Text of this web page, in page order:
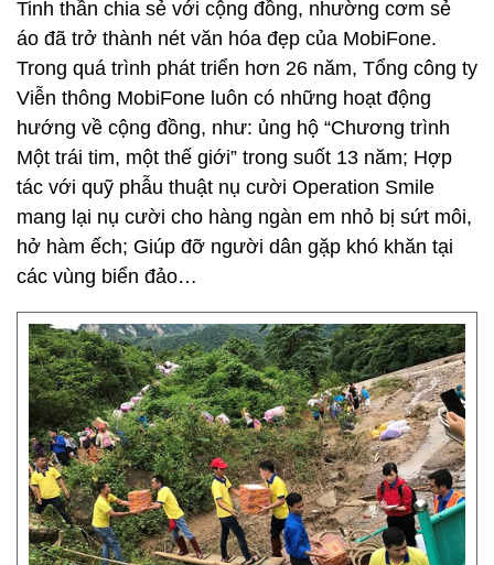
Tinh thần chia sẻ với cộng đồng, nhường cơm sẻ
áo đã trở thành nét văn hóa đẹp của MobiFone.
Trong quá trình phát triển hơn 26 năm, Tổng công ty
Viễn thông MobiFone luôn có những hoạt động
hướng về cộng đồng, như: ủng hộ “Chương trình
Một trái tim, một thế giới” trong suốt 13 năm; Hợp
tác với quỹ phẫu thuật nụ cười Operation Smile
mang lại nụ cười cho hàng ngàn em nhỏ bị sứt môi,
hở hàm ếch; Giúp đỡ người dân gặp khó khăn tại
các vùng biển đảo…